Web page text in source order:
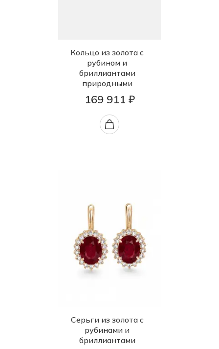
Кольцо из золота с
рубином и
бриллиантами
природными
169 911 ₽
Серьги из золота с
рубинами и
бриллиантами